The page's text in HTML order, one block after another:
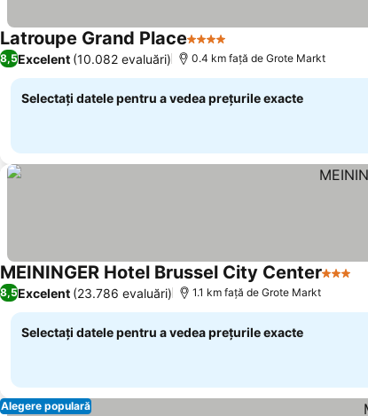
Latroupe Grand Place4 Stele
8,5Excelent (10.082 evaluări) 0.4 km faţă de Grote Markt
Selectați datele pentru a vedea prețurile exacte
MEININGER Hotel Brussel City Center3 Stele
8,5Excelent (23.786 evaluări) 1.1 km faţă de Grote Markt
Selectați datele pentru a vedea prețurile exacte
Alegere populară